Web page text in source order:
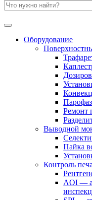
Оборудование
Ремонт
Выводной
Пайка
Контроль
AOI —